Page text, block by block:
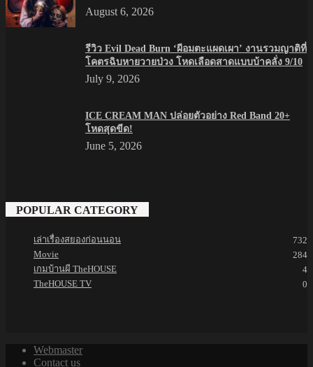
August 6, 2026
รีวิว Evil Dead Burn ‘ผีอมตะแผดเผา’ งานรวมญาติที่
โคตรฉิบหายวายป่วง โหดเลือดสาดแบบบ้าคลั่ง 9/10
July 9, 2026
ICE CREAM MAN ปล่อยตัวอย่าง Red Band 20+
โหดสุดขีด!
June 5, 2026
POPULAR CATEGORY
เล่าเรื่องสยองก่อนนอน
732
Movie
284
เกมบ้านผี TheHOUSE
4
TheHOUSE TV
0
Webmaster
Contact us